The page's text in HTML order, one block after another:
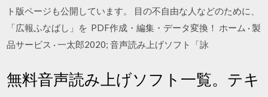
ト版ページも公開しています。 目の不自由な人などのために、
「広報ふなばし」を PDF作成・編集・データ変換！ ホーム · 製
品サービス · 一太郎2020; 音声読み上げソフト「詠
無料音声読み上げソフト一覧。テキ